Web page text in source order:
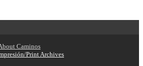
Caminos
Print Archives